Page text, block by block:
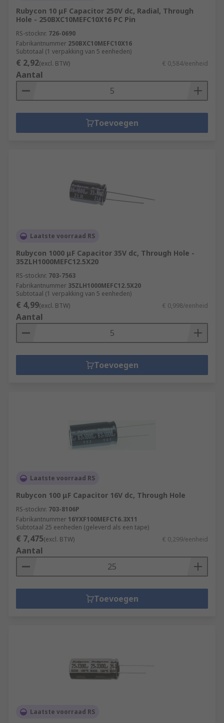
Rubycon 10 μF Capacitor 250V dc, Radial, Through
Hole - 250BXC10MEFC10X16 PC Pin
RS-stocknr. 726-0690
Fabrikantnummer 250BXC10MEFC10X16
Subtotaal (1 verpakking van 5 eenheden)
€ 2,92(excl. BTW) € 0,584/eenheid
Aantal
Toevoegen
Laatste voorraad RS
Rubycon 1000 μF Capacitor 35V dc, Through Hole -
35ZLH1000MEFC12.5X20
RS-stocknr. 703-7563
Fabrikantnummer 35ZLH1000MEFC12.5X20
Subtotaal (1 verpakking van 5 eenheden)
€ 4,99(excl. BTW) € 0,998/eenheid
Aantal
Toevoegen
Laatste voorraad RS
Rubycon 100 μF Capacitor 16V dc, Through Hole
RS-stocknr. 703-8106P
Fabrikantnummer 16YXF100MEFCT6.3X11
Subtotaal 25 eenheden (geleverd als een tape)
€ 7,475(excl. BTW) € 0,299/eenheid
Aantal
Toevoegen
Laatste voorraad RS